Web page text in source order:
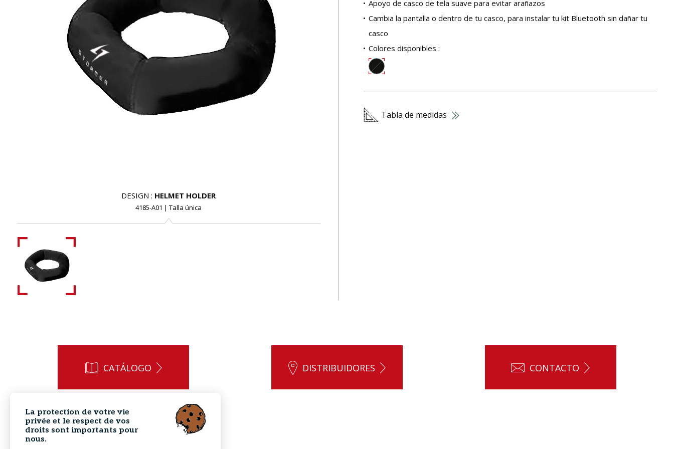
DESIGN : HELMET HOLDER
4185-A01 | Talla única
Apoyo de casco de tela suave para evitar arañazos
Cambia la pantalla o dentro de tu casco, para instalar tu kit Bluetooth sin dañar tu
casco
Colores disponibles :
Tabla de medidas
CATÁLOGO DISTRIBUIDORES CONTACTO
La protection de votre vie
privée et le respect de vos
droits sont importants pour
nous.